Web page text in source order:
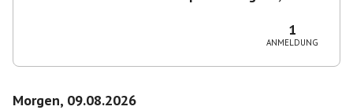
1
ANMELDUNG
Morgen, 09.08.2026